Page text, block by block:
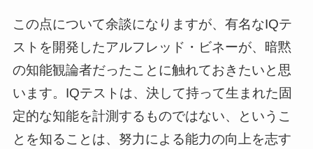
この点について余談になりますが、有名なIQテ
ストを開発したアルフレッド・ビネーが、暗黙
の知能観論者だったことに触れておきたいと思
います。IQテストは、決して持って生まれた固
定的な知能を計測するものではない、というこ
とを知ることは、努力による能力の向上を志す